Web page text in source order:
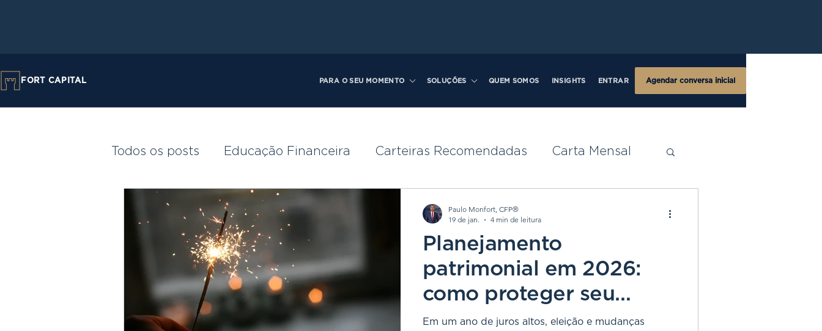
FORT CAPITAL PARA O SEU MOMENTO SOLUÇÕES QUEM SOMOS INSIGHTS ENTRAR Agendar conversa inicial
Todos os posts Educação Financeira Carteiras Recomendadas Carta Mensal
Investimentos onstância nos aportes, liberdade fi
Planejamento
patrimonial em 2026:
como proteger seu
patrimônio com método
Em um ano de juros altos, eleição e mudanças
Paulo Monfort, CFP®
19 de jan.
4 min de leitura